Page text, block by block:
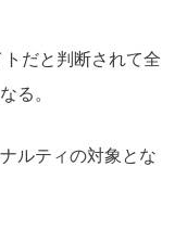
だと判断されて全
る。
ルティの対象とな